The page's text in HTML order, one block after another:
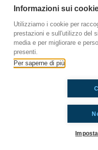
scoprire il vostro
della tecnologia a
#OkkinSu
Cremona
Ti è piaciuto?
Informazioni sui
Utilizziamo i cookie per
prestazioni e sull'utilizzo del
media e per migliorare e
presenti.
Per saperne di più